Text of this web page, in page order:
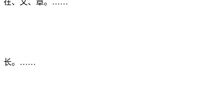
在、文、章。……
长。……